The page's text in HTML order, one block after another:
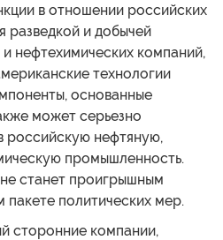
в отношении российских
разведкой и добычей
нефтехимических компаний,
технологии
основанные
может серьезно
российскую нефтяную,
промышленность.
станет проигрышным
политических мер.
сторонние компании,